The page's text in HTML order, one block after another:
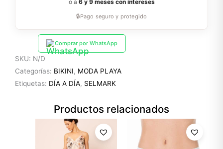
o a 6 y 9 meses con intereses
🔒Pago seguro y protegido
Comprar por WhatsApp
SKU: N/D
Categorías: BIKINI, MODA PLAYA
Etiquetas: DÍA A DÍA, SELMARK
Productos relacionados